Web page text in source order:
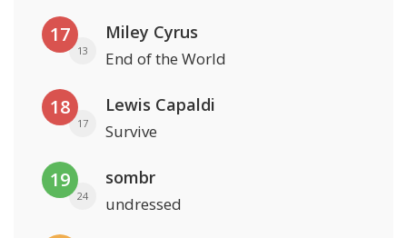
17
13
Miley Cyrus
End of the World
18
17
Lewis Capaldi
Survive
19
24
sombr
undressed